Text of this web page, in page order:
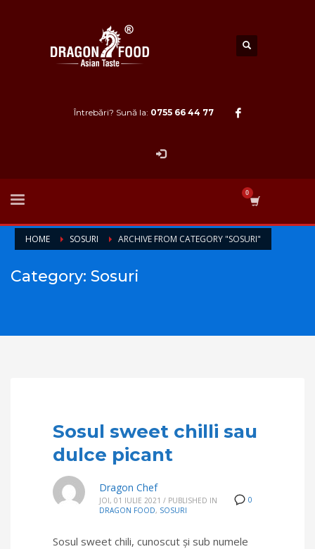
Întrebări? Sună la: 0755 66 44 77
HOME SOSURI ARCHIVE FROM CATEGORY "SOSURI"
Category: Sosuri
Sosul sweet chilli sau
dulce picant
0
Dragon Chef
JOI, 01 IULIE 2021 / PUBLISHED IN
DRAGON FOOD, SOSURI
Sosul sweet chili, cunoscut și sub numele